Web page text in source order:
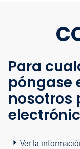
Para
póngase
nosotros
Ver la